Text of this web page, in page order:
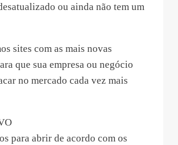
ou ainda não tem um
sites com as mais novas
que sua empresa ou negócio
no mercado cada vez mais
para abrir de acordo com os